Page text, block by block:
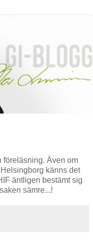
föreläsning. Även om
känns det
äntligen bestämt sig
sämre...!